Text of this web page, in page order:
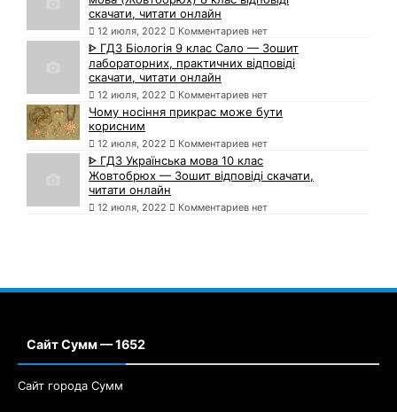
скачати, читати онлайн
12 июля, 2022 Комментариев нет
ᐈ ГДЗ Біологія 9 клас Сало — Зошит
лабораторних, практичних відповіді
скачати, читати онлайн
12 июля, 2022 Комментариев нет
Чому носіння прикрас може бути
корисним
12 июля, 2022 Комментариев нет
ᐈ ГДЗ Українська мова 10 клас
Жовтобрюх — Зошит відповіді скачати,
читати онлайн
12 июля, 2022 Комментариев нет
Сайт Сумм — 1652
Сайт города Сумм